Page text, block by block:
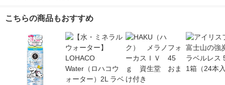
こちらの商品もおすすめ